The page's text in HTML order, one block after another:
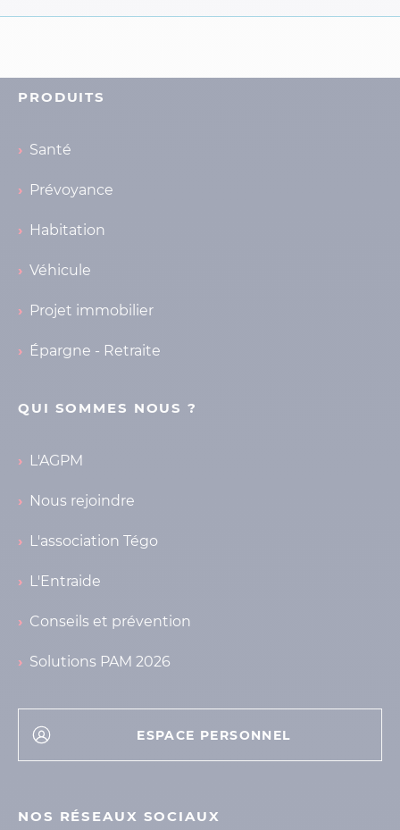
PRODUITS
Santé
Prévoyance
Habitation
Véhicule
Projet immobilier
Épargne - Retraite
QUI SOMMES NOUS ?
L'AGPM
Nous rejoindre
L'association Tégo
L'Entraide
Conseils et prévention
Solutions PAM 2026
ESPACE PERSONNEL
NOS RÉSEAUX SOCIAUX